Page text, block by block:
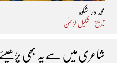
محمد دارا شکوہ
تاریخ شکیل الرّحمٰن
شاعری میں سے یہ بھی پڑھیئے